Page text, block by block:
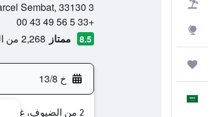
3 Rue Marcel Sembat, 33130, بيغل, إقليم جيروند, فرنسا
+33 5 56 49 43 00
8.5 ممتاز 2,268 من التقييمات تم التحقق منها
خ 13/8
2 من الضيوف، غرفة واحدة